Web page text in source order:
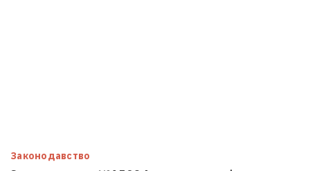
Законодавство